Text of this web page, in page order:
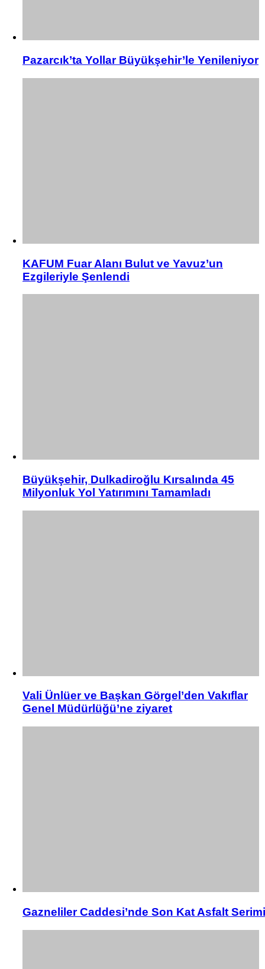
Pazarcık’ta Yollar Büyükşehir’le Yenileniyor
KAFUM Fuar Alanı Bulut ve Yavuz’un
Ezgileriyle Şenlendi
Büyükşehir, Dulkadiroğlu Kırsalında 45
Milyonluk Yol Yatırımını Tamamladı
Vali Ünlüer ve Başkan Görgel’den Vakıflar
Genel Müdürlüğü’ne ziyaret
Gazneliler Caddesi’nde Son Kat Asfalt Serimi